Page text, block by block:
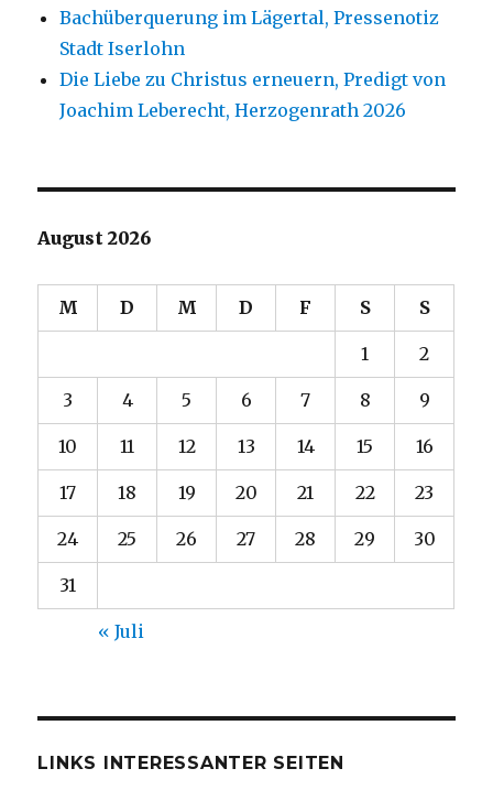
Bachüberquerung im Lägertal, Pressenotiz
Stadt Iserlohn
Die Liebe zu Christus erneuern, Predigt von
Joachim Leberecht, Herzogenrath 2026
August 2026
M D M D F S S
1 2
3 4 5 6 7 8 9
10 11 12 13 14 15 16
17 18 19 20 21 22 23
24 25 26 27 28 29 30
31
« Juli
LINKS INTERESSANTER SEITEN